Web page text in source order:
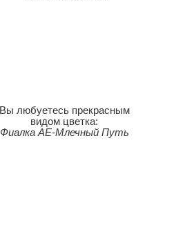
Вы любуетесь прекрасным
видом цветка:
Фиалка АЕ-Млечный Путь